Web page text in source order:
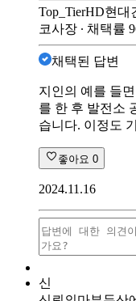
Top_TierHD현대
코사장 ∙ 채택률
채택된 답변
지인의 예를 들
를 한 후 발전소
습니다. 이정도
좋아요 0
2024.11.16
신